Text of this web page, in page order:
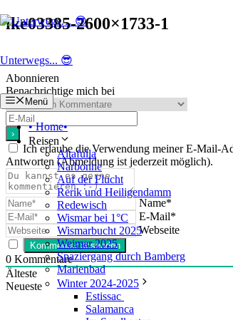
Zum
Inhalt
Unterwegs... 😎
Menü
• Home•
Reisen
Altafulla
Narbonne
Auf der Flucht
Rerik und Heiligendamm
Redewisch
Wismar bei 1°C
Wismarbucht 2025
Weimar 2025
Spaziergang durch Bamberg
Marienbad
Winter 2024-2025
Estissac
Salamanca
ike03385-2600×1733-1
Abonnieren
Benachrichtige mich bei
Ich erlaube die Verwendung meiner E-Mail-
Antworten (Abmeldung ist jederzeit möglich).
Name*
E-Mail*
Webseite
0 Kommentare
Älteste
Neueste